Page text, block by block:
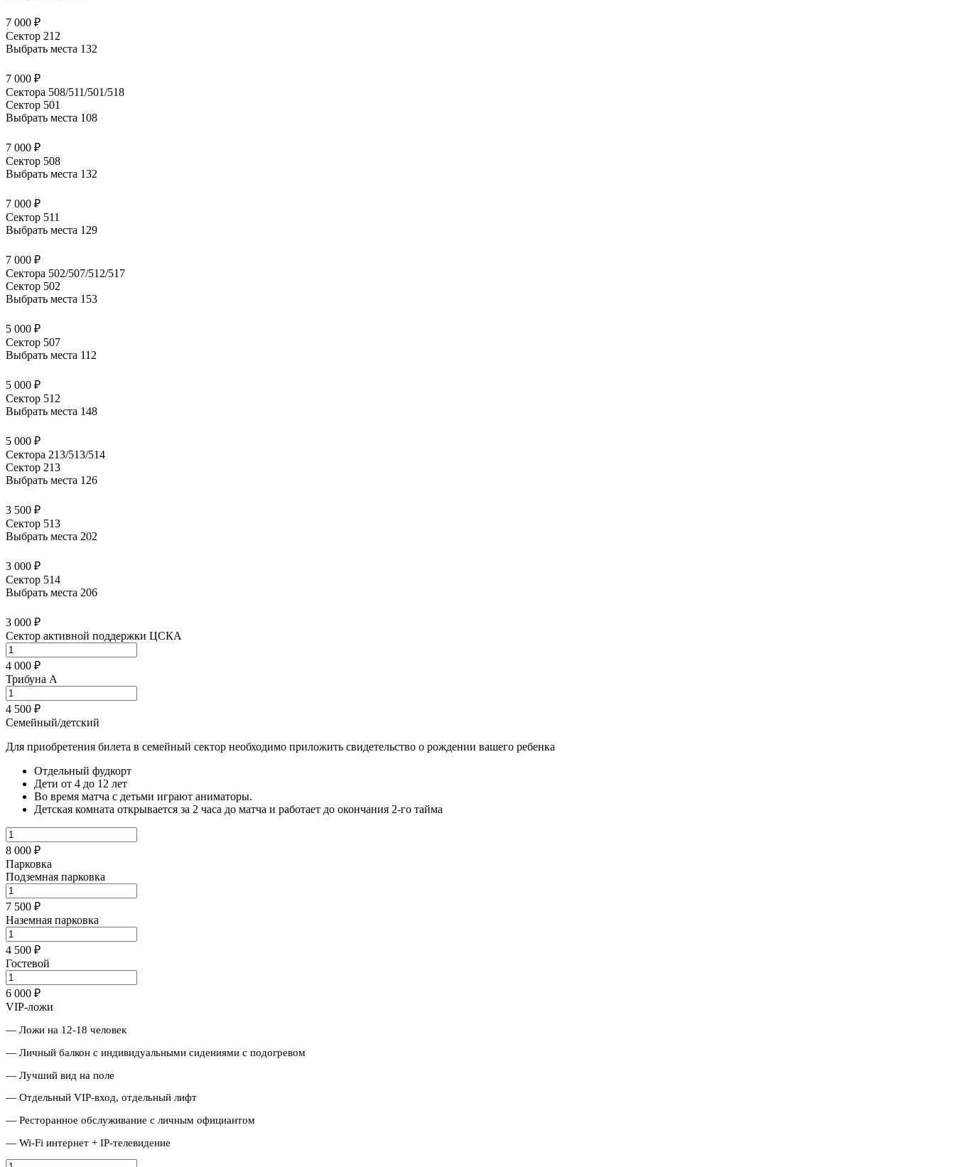
7 000 ₽
Сектор 212
Выбрать места 132
7 000 ₽
Сектора 508/511/501/518
Сектор 501
Выбрать места 108
7 000 ₽
Сектор 508
Выбрать места 132
7 000 ₽
Сектор 511
Выбрать места 129
7 000 ₽
Сектора 502/507/512/517
Сектор 502
Выбрать места 153
5 000 ₽
Сектор 507
Выбрать места 112
5 000 ₽
Сектор 512
Выбрать места 148
5 000 ₽
Сектора 213/513/514
Сектор 213
Выбрать места 126
3 500 ₽
Сектор 513
Выбрать места 202
3 000 ₽
Сектор 514
Выбрать места 206
3 000 ₽
Сектор активной поддержки ЦСКА
4 000 ₽
Трибуна А
4 500 ₽
Семейный/детский
Для приобретения билета в семейный сектор необходимо приложить свидетельство о рождении вашего ребенка
Отдельный фудкорт
Дети от 4 до 12 лет
Во время матча с детьми играют аниматоры.
Детская комната открывается за 2 часа до матча и работает до окончания 2-го тайма
8 000 ₽
Парковка
Подземная парковка
7 500 ₽
Наземная парковка
4 500 ₽
Гостевой
6 000 ₽
VIP-ложи
— Ложи на 12-18 человек
— Личный балкон с индивидуальными сидениями с подогревом
— Лучший вид на поле
— Отдельный VIP-вход, отдельный лифт
— Ресторанное обслуживание с личным официантом
— Wi-Fi интернет + IP-телевидение